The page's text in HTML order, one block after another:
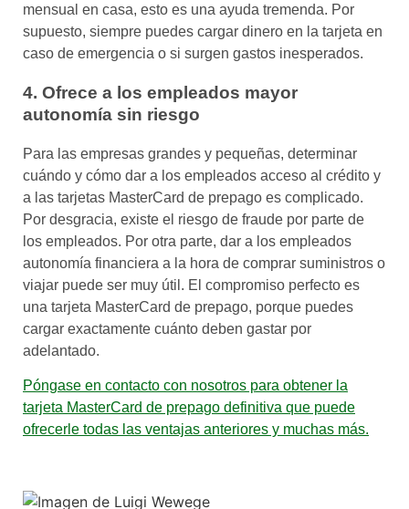
mensual en casa, esto es una ayuda tremenda. Por
supuesto, siempre puedes cargar dinero en la tarjeta en
caso de emergencia o si surgen gastos inesperados.
4. Ofrece a los empleados mayor
autonomía sin riesgo
Para las empresas grandes y pequeñas, determinar
cuándo y cómo dar a los empleados acceso al crédito y
a las tarjetas MasterCard de prepago es complicado.
Por desgracia, existe el riesgo de fraude por parte de
los empleados. Por otra parte, dar a los empleados
autonomía financiera a la hora de comprar suministros o
viajar puede ser muy útil. El compromiso perfecto es
una tarjeta MasterCard de prepago, porque puedes
cargar exactamente cuánto deben gastar por
adelantado.
Póngase en contacto con nosotros para obtener la
tarjeta MasterCard de prepago definitiva que puede
ofrecerle todas las ventajas anteriores y muchas más.